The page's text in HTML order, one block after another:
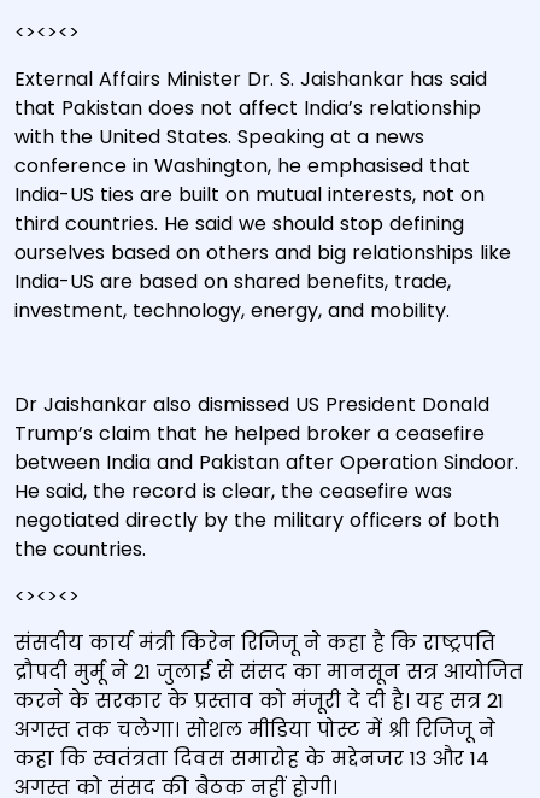
<><><>
External Affairs Minister Dr. S. Jaishankar has said
that Pakistan does not affect India’s relationship
with the United States. Speaking at a news
conference in Washington, he emphasised that
India-US ties are built on mutual interests, not on
third countries. He said we should stop defining
ourselves based on others and big relationships like
India-US are based on shared benefits, trade,
investment, technology, energy, and mobility.
Dr Jaishankar also dismissed US President Donald
Trump’s claim that he helped broker a ceasefire
between India and Pakistan after Operation Sindoor.
He said, the record is clear, the ceasefire was
negotiated directly by the military officers of both
the countries.
<><><>
संसदीय कार्य मंत्री किरेन रिजिजू ने कहा है कि राष्ट्रपति
द्रौपदी मुर्मू ने 21 जुलाई से संसद का मानसून सत्र आयोजित
करने के सरकार के प्रस्ताव को मंजूरी दे दी है। यह सत्र 21
अगस्त तक चलेगा। सोशल मीडिया पोस्ट में श्री रिजिजू ने
कहा कि स्वतंत्रता दिवस समारोह के मद्देनजर 13 और 14
अगस्त को संसद की बैठक नहीं होगी।